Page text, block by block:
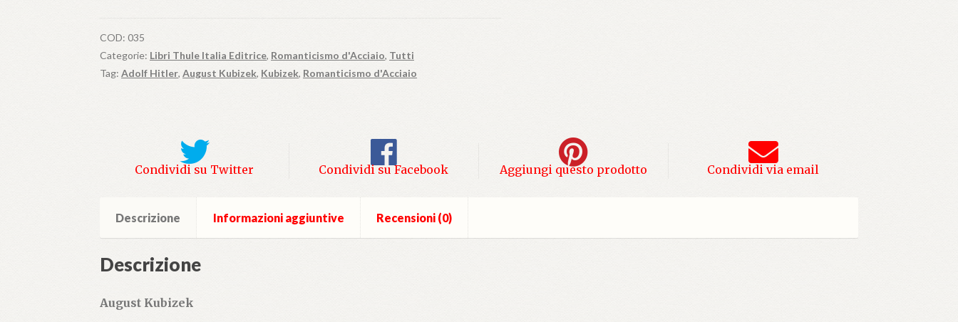
di
gioventù
quantità
COD:035
Categorie: Libri Thule Italia Editrice, Romanticismo d'Acciaio, Tutti
Tag:Adolf Hitler,August Kubizek, Kubizek, Romanticismo d'Acciaio
Condividi su Twitter Condividi su Facebook Aggiungi questo prodotto Condividi via email
Descrizione Informazioni aggiuntive Recensioni (0)
Descrizione
August Kubizek